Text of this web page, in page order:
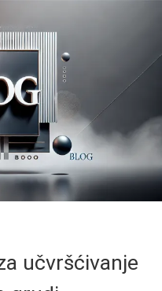
učvršćivanje